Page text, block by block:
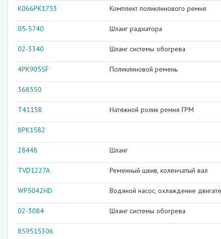
K066PK1753 Комплект поликлинового ремня
05-5740 Шланг радиатора
02-3340 Шланг системы обогрева
4PK905SF Поликлиновой ремень
368550
T41158 Натяжной ролик ремня ГРМ
8PK1582
28448 Шланг
TVD1227A Ременный шкив, коленчатый вал
WP5042HD Водяной насос, охлаждение
02-3084 Шланг системы обогрева
859515306